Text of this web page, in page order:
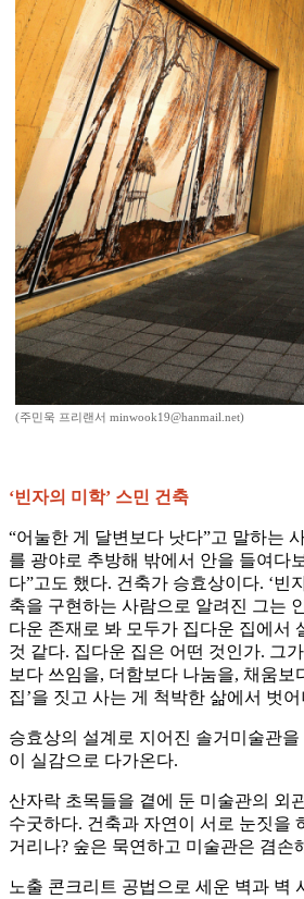
(주민욱 프리랜서 minwook19@hanmail.net)
‘빈자의 미학’ 스민 건축
“어눌한 게 달변보다 낫다”고 말하는
를 광야로 추방해 밖에서 안을 들여다
다”고도 했다. 건축가 승효상이다. ‘빈
축을 구현하는 사람으로 알려진 그는
다운 존재로 봐 모두가 집다운 집에서
것 같다. 집다운 집은 어떤 것인가. 그
보다 쓰임을, 더함보다 나눔을, 채움보
집’을 짓고 사는 게 척박한 삶에서 벗
승효상의 설계로 지어진 솔거미술관
이 실감으로 다가온다.
산자락 초목들을 곁에 둔 미술관의 외
수굿하다. 건축과 자연이 서로 눈짓을
거리나? 숲은 묵연하고 미술관은 겸손
노출 콘크리트 공법으로 세운 벽과 벽